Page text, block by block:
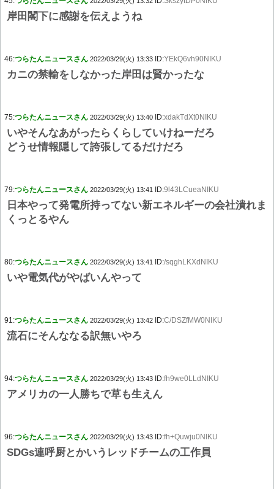
岸田閣下に感謝を伝えようね
46:つらたんニュースさん 2022/03/29(火) 13:33 ID:YEkQ6vh90NIKU
カニの禁輸をしなかった岸田は賢かったな
75:つらたんニュースさん 2022/03/29(火) 13:40 ID:xdakTdXt0NIKU
いやそんなあがったらくらしていけねーだろ
どうせ情報隠して誇張してるだけだろ
79:つらたんニュースさん 2022/03/29(火) 13:41 ID:9l43LCueaNIKU
日本やって発電所持ってない新エネルギーの会社潰れま
くっとるやん
80:つらたんニュースさん 2022/03/29(火) 13:41 ID:/sqghLKXdNIKU
いや電気代がやばいんやって
91:つらたんニュースさん 2022/03/29(火) 13:42 ID:C/DSZfMW0NIKU
流石にそんななる訳無いやろ
94:つらたんニュースさん 2022/03/29(火) 13:43 ID:fh9we0LLdNIKU
アメリカの一人勝ちで草も生えん
96:つらたんニュースさん 2022/03/29(火) 13:43 ID:fh+Quwju0NIKU
SDGs連呼厨とかいうレッドチームの工作員